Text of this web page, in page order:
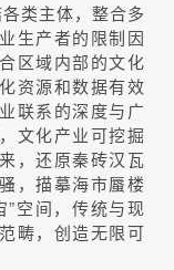
类主体，整合多
生产者的限制因
区域内部的文化
资源和数据有效
联系的深度与广
文化产业可挖掘
，还原秦砖汉瓦
，描摹海市蜃楼
”空间，传统与现
畴，创造无限可